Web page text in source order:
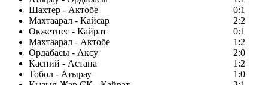
Шахтер - Актобе
0:1
Махтаарал - Кайсар
2:2
Окжетпес - Кайрат
0:1
Махтаарал - Актобе
1:2
Ордабасы - Аксу
2:0
Каспий - Астана
1:2
Тобол - Атырау
1:0